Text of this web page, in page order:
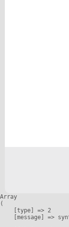
Array
(
    [type] => 2
[message] =>